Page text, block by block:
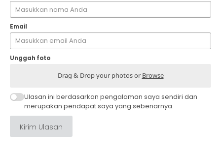
Email
Unggah foto
Drag & Drop your photos or Browse
Ulasan ini berdasarkan pengalaman saya sendiri dan
merupakan pendapat saya yang sebenarnya.
Kirim Ulasan